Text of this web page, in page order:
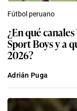
Fútbol peruano
¿En qué
Sport Boys y a
2026?
Adrián Puga